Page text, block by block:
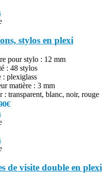
stylos en plexi
pour stylo : 12 mm
: 48 stylos
: plexiglass
matière : 3 mm
: transparent, blanc, noir, rouge
€
de visite double en plexi